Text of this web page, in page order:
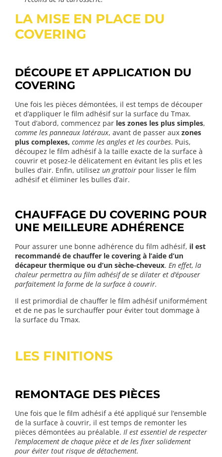
LA MISE EN PLACE DU
COVERING
DÉCOUPE ET APPLICATION DU
COVERING
Une fois les pièces démontées, il est temps de découper
et d’appliquer le film adhésif sur la surface du Tmax.
Tout d’abord, commencez par les zones les plus simples,
comme les panneaux latéraux, avant de passer aux zones
plus complexes, comme les angles et les courbes. Puis,
découpez le film adhésif à la taille exacte de la surface à
couvrir et posez-le délicatement en évitant les plis et les
bulles d’air. Enfin, utilisez un grattoir pour lisser le film
adhésif et éliminer les bulles d’air.
CHAUFFAGE DU COVERING POUR
UNE MEILLEURE ADHÉRENCE
Pour assurer une bonne adhérence du film adhésif, il est
recommandé de chauffer le covering à l’aide d’un
décapeur thermique ou d’un sèche-cheveux. En effet, la
chaleur permettra au film adhésif de se dilater et d’épouser
parfaitement la forme de la surface à couvrir.
Il est primordial de chauffer le film adhésif uniformément
et de ne pas le surchauffer pour éviter tout dommage à
la surface du Tmax.
LES FINITIONS
REMONTAGE DES PIÈCES
Une fois que le film adhésif a été appliqué sur l’ensemble
de la surface à couvrir, il est temps de remonter les
pièces démontées au préalable. Il est essentiel de respecter
l’emplacement de chaque pièce et de les fixer solidement
pour éviter tout risque de détachement.